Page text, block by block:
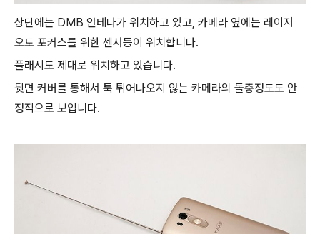
상단에는 DMB 안테나가 위치하고 있고, 카메라 옆에는 레이저
오토 포커스를 위한 센서등이 위치합니다.
플래시도 제대로 위치하고 있습니다.
뒷면 커버를 통해서 툭 튀어나오지 않는 카메라의 돌충정도도 안
정적으로 보입니다.